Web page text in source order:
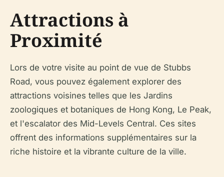
Attractions à
Proximité
Lors de votre visite au point de vue de Stubbs
Road, vous pouvez également explorer des
attractions voisines telles que les Jardins
zoologiques et botaniques de Hong Kong, Le Peak,
et l'escalator des Mid-Levels Central. Ces sites
offrent des informations supplémentaires sur la
riche histoire et la vibrante culture de la ville.